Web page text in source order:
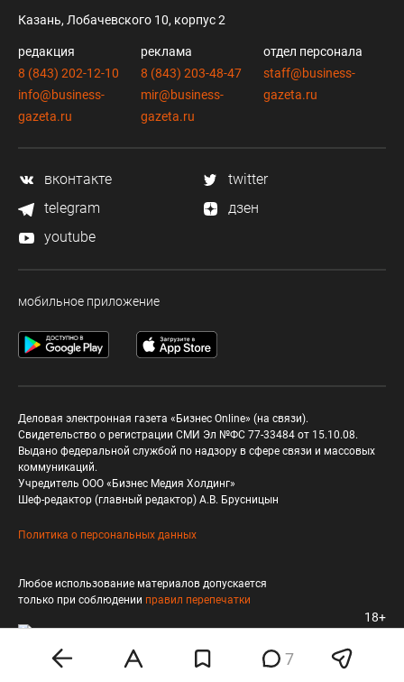
7
Казань, Лобачевского 10, корпус 2
редакция
8 (843) 202-12-10
info@business-
gazeta.ru
реклама
8 (843) 203-48-47
mir@business-
gazeta.ru
отдел персонала
staff@business-
gazeta.ru
вконтакте
twitter
telegram
дзен
youtube
мобильное приложение
Деловая электронная газета «Бизнес Online» (на связи).
Свидетельство о регистрации СМИ Эл №ФС 77-33484 от 15.10.08.
Выдано федеральной службой по надзору в сфере связи и массовых
коммуникаций.
Учредитель ООО «Бизнес Медия Холдинг»
Шеф-редактор (главный редактор) А.В. Брусницын
Политика о персональных данных
Любое использование материалов допускается
только при соблюдении правил перепечатки
18+